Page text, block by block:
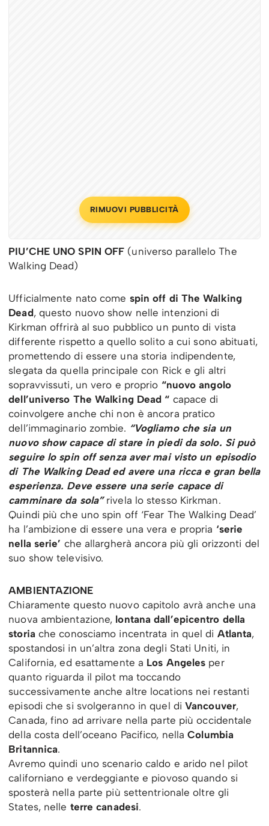
RIMUOVI PUBBLICITÀ
PIU’CHE UNO SPIN OFF (universo parallelo The
Walking Dead)
Ufficialmente nato come spin off di The Walking
Dead, questo nuovo show nelle intenzioni di
Kirkman offrirà al suo pubblico un punto di vista
differente rispetto a quello solito a cui sono abituati,
promettendo di essere una storia indipendente,
slegata da quella principale con Rick e gli altri
sopravvissuti, un vero e proprio “nuovo angolo
dell’universo The Walking Dead “ capace di
coinvolgere anche chi non è ancora pratico
dell’immaginario zombie. “Vogliamo che sia un
nuovo show capace di stare in piedi da solo. Si può
seguire lo spin off senza aver mai visto un episodio
di The Walking Dead ed avere una ricca e gran bella
esperienza. Deve essere una serie capace di
camminare da sola”rivela lo stesso Kirkman.
Quindi più che uno spin off ‘Fear The Walking Dead’
ha l’ambizione di essere una vera e propria ‘serie
nella serie’ che allargherà ancora più gli orizzonti del
suo show televisivo.
AMBIENTAZIONE
Chiaramente questo nuovo capitolo avrà anche una
nuova ambientazione, lontana dall’epicentro della
storia che conosciamo incentrata in quel di Atlanta,
spostandosi in un’altra zona degli Stati Uniti, in
California, ed esattamente a Los Angeles per
quanto riguarda il pilot ma toccando
successivamente anche altre locations nei restanti
episodi che si svolgeranno in quel diVancouver,
Canada, fino ad arrivare nella parte più occidentale
della costa dell’oceano Pacifico, nellaColumbia
Britannica.
Avremo quindi uno scenario caldo e arido nel pilot
californiano e verdeggiante e piovoso quando si
sposterà nella parte più settentrionale oltre gli
States, nelle terre canadesi.